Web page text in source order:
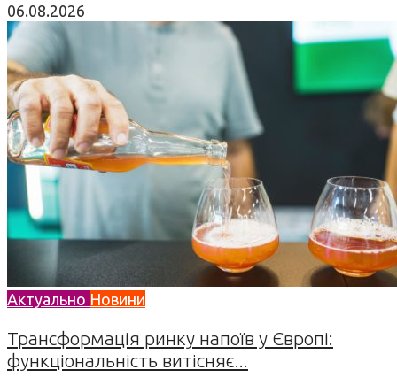
06.08.2026
Актуально Новини
Трансформація ринку напоїв у Європі:
функціональність витісняє...